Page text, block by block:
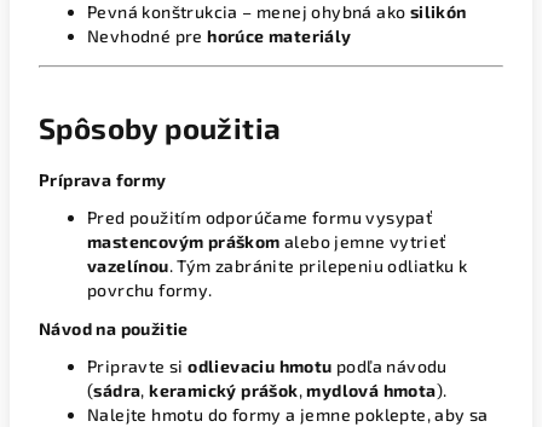
Pevná konštrukcia – menej ohybná ako silikón
Nevhodné prehorúce materiály
Spôsoby použitia
Príprava formy
Pred použitím odporúčame formu vysypať
mastencovým práškom alebo jemne vytrieť
vazelínou. Tým zabránite prilepeniu odliatku k
povrchu formy.
Návod na použitie
Pripravte siodlievaciu hmotu podľa návodu
(sádra,keramický prášok,mydlová hmota).
Nalejte hmotu do formy a jemne poklepte, aby sa